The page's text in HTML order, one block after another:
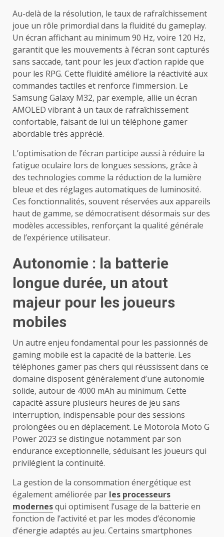
Au-delà de la résolution, le taux de rafraîchissement
joue un rôle primordial dans la fluidité du gameplay.
Un écran affichant au minimum 90 Hz, voire 120 Hz,
garantit que les mouvements à l’écran sont capturés
sans saccade, tant pour les jeux d’action rapide que
pour les RPG. Cette fluidité améliore la réactivité aux
commandes tactiles et renforce l’immersion. Le
Samsung Galaxy M32, par exemple, allie un écran
AMOLED vibrant à un taux de rafraîchissement
confortable, faisant de lui un téléphone gamer
abordable très apprécié.
L’optimisation de l’écran participe aussi à réduire la
fatigue oculaire lors de longues sessions, grâce à
des technologies comme la réduction de la lumière
bleue et des réglages automatiques de luminosité.
Ces fonctionnalités, souvent réservées aux appareils
haut de gamme, se démocratisent désormais sur des
modèles accessibles, renforçant la qualité générale
de l’expérience utilisateur.
Autonomie : la batterie
longue durée, un atout
majeur pour les joueurs
mobiles
Un autre enjeu fondamental pour les passionnés de
gaming mobile est la capacité de la batterie. Les
téléphones gamer pas chers qui réussissent dans ce
domaine disposent généralement d’une autonomie
solide, autour de 4000 mAh au minimum. Cette
capacité assure plusieurs heures de jeu sans
interruption, indispensable pour des sessions
prolongées ou en déplacement. Le Motorola Moto G
Power 2023 se distingue notamment par son
endurance exceptionnelle, séduisant les joueurs qui
privilégient la continuité.
La gestion de la consommation énergétique est
également améliorée par les processeurs
modernesqui optimisent l’usage de la batterie en
fonction de l’activité et par les modes d’économie
d’énergie adaptés au jeu. Certains smartphones